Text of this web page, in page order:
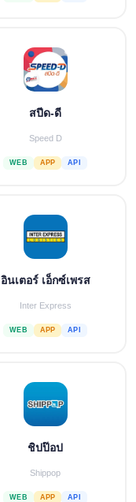
สปีด-ดี
Speed D
WEB APP API
อินเตอร์ เอ็กซ์เพรส
Inter Express
WEB APP API
ชิปป๊อป
Shippop
WEB APP API